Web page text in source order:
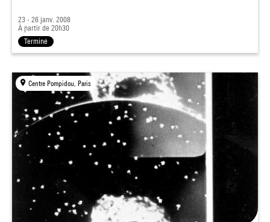
23 - 26 janv. 2008
À partir de 20h30
Terminé
Centre Pompidou, Paris